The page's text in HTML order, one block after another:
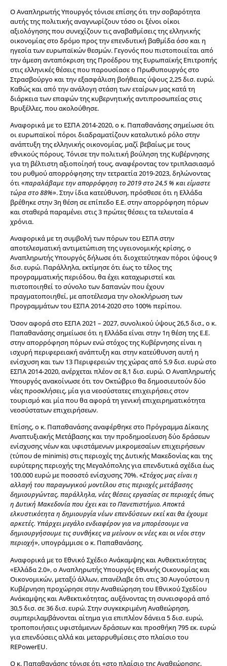
Ο Αναπληρωτής Υπουργός τόνισε επίσης ότι την σοβαρότητα
αυτής της πολιτικής αναγνωρίζουν τόσο οι ξένοι οίκοι
αξιολόγησης που συνεχίζουν τις αναβαθμίσεις της ελληνικής
οικονομίας στο δρόμο προς την επενδυτική βαθμίδα όσο και η
ηγεσία των ευρωπαϊκών θεσμών. Γεγονός που πιστοποιείται από
την άμεση ανταπόκριση της Προέδρου της Ευρωπαϊκής Επιτροπής
στις ελληνικές θέσεις που παρουσίασε ο Πρωθυπουργός στο
Στρασβούργο και την εξασφάλιση βοήθειας ύψους 2,25 δισ. ευρώ.
Καθώς και από την ανάλογη στάση των εταίρων μας κατά τη
διάρκεια των επαφών της κυβερνητικής αντιπροσωπείας στις
Βρυξέλλες, που ακολούθησε.
Αναφορικά με το ΕΣΠΑ 2014-2020, ο κ. Παπαθανάσης σημείωσε ότι
οι ευρωπαϊκοί πόροι διαδραματίζουν καταλυτικό ρόλο στην
ανάπτυξη της ελληνικής οικονομίας, μαζί βεβαίως με τους
εθνικούς πόρους. Τόνισε την πολιτική βούληση της Κυβέρνησης
για τη βέλτιστη αξιοποίησή τους, αναφέροντας τον τριπλασιασμό
του ρυθμού απορρόφησης την τετραετία 2019-2023, δηλώνοντας
ότι «παραλάβαμε την απορρόφηση το 2019 στο 24,5 % και είμαστε
τώρα στο 88%». Στην ίδια κατεύθυνση, πρόσθεσε ότι η Ελλάδα
βρέθηκε στην 3η θέση σε επίπεδο Ε.Ε. στην απορρόφηση πόρων
και σταθερά παραμένει στις 3 πρώτες θέσεις τα τελευταία 4
χρόνια.
Αναφορικά με τη συμβολή των πόρων του ΕΣΠΑ στην
αποτελεσματική αντιμετώπιση της υγειονομικής κρίσης, ο
Αναπληρωτής Υπουργός δήλωσε ότι διοχετεύτηκαν πόροι ύψους 9
δισ. ευρώ. Παράλληλα, εκτίμησε ότι έως το τέλος της
προγραμματικής περιόδου, θα έχει καταχωριστεί και
πιστοποιηθεί το σύνολο των δαπανών που έχουν
πραγματοποιηθεί, με αποτέλεσμα την ολοκλήρωση των
Προγραμμάτων του ΕΣΠΑ 2014-2020 στο 100% περίπου.
Όσον αφορά στο ΕΣΠΑ 2021 – 2027, συνολικού ύψους 26,5 δισ., ο κ.
Παπαθανάσης σημείωσε ότι η Ελλάδα είναι στην 1η θέση της Ε.Ε.
στην απορρόφηση πόρων ενώ στόχος της Κυβέρνησης είναι η
ισχυρή περιφερειακή ανάπτυξη και στην κατεύθυνση αυτή η
ενίσχυση και των 13 Περιφερειών της χώρας από 5,9 δισ. ευρώ στο
ΕΣΠΑ 2014-2020, ανέρχεται πλέον σε 8,1 δισ. ευρώ. Ο Αναπληρωτής
Υπουργός ανακοίνωσε ότι τον Οκτώβριο θα δημοσιευτούν δύο
νέες προσκλήσεις, μία για νεοσύστατες επιχειρήσεις στον
τουρισμό και μία που θα αφορά τη γενική επιχειρηματικότητα
νεοσύστατων επιχειρήσεων.
Επίσης, ο κ. Παπαθανάσης αναφέρθηκε στο Πρόγραμμα Δίκαιης
Αναπτυξιακής Μετάβασης και την προδημοσίευση δύο δράσεων
ενίσχυσης νέων και υφιστάμενων μικρομεσαίων επιχειρήσεων
(τύπου de minimis) στις περιοχές της Δυτικής Μακεδονίας και της
ευρύτερης περιοχής της Μεγαλόπολης για επενδυτικά σχέδια έως
100.000 ευρώ με ποσοστό ενίσχυσης 70%. «Στόχος μας είναι η
αλλαγή του παραγωγικού μοντέλου στις περιοχές μετάβασης
δημιουργώντας, παράλληλα, νέες θέσεις εργασίας σε περιοχές όπως
η Δυτική Μακεδονία που έχει και το Πανεπιστήμιο. Αποκτά
ελκυστικότητα η δημιουργία νέων επενδύσεων εκεί και θα έχουμε
αρκετές. Υπάρχει μεγάλο ενδιαφέρον για να μπορέσουμε να
δημιουργήσουμε τις συνθήκες να μείνουν οι νέες και οι νέοι στην
περιοχή», υπογράμμισε ο κ. Παπαθανάσης.
Αναφορικά με το Εθνικό Σχέδιο Ανάκαμψης και Ανθεκτικότητας
«Ελλάδα 2.0», ο Αναπληρωτής Υπουργός Εθνικής Οικονομίας και
Οικονομικών, μεταξύ άλλων, επανέλαβε ότι στις 30 Αυγούστου η
Κυβέρνηση προχώρησε στην Αναθεώρηση του Εθνικού Σχεδίου
Ανάκαμψης και Ανθεκτικότητας, αυξάνοντας τη συνεισφορά από
30,5 δισ. σε 36 δισ. ευρώ. Στην συγκεκριμένη Αναθεώρηση,
συμπεριλαμβάνονται αίτημα για επιπλέον δάνεια 5 δισ. ευρώ,
τροποποιήσεις υφιστάμενων δράσεων και προσθήκη 795 εκ. ευρώ
για επενδύσεις αλλά και μεταρρυθμίσεις στο πλαίσιο του
REPowerEU.
Ο κ. Παπαθανάσης τόνισε ότι «στο πλαίσιο της Αναθεώρησης,